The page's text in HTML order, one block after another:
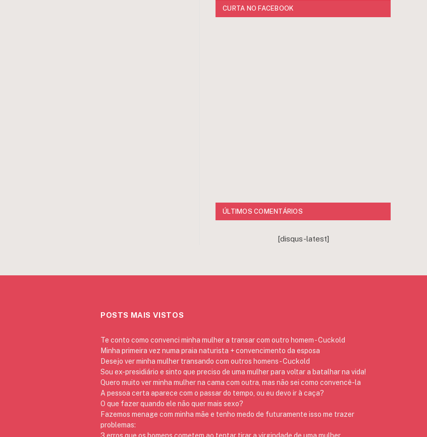
CURTA NO FACEBOOK
ÚLTIMOS COMENTÁRIOS
[disqus-latest]
POSTS MAIS VISTOS
Te conto como convenci minha mulher a transar com outro homem - Cuckold
Minha primeira vez numa praia naturista + convencimento da esposa
Desejo ver minha mulher transando com outros homens - Cuckold
Sou ex-presidiário e sinto que preciso de uma mulher para voltar a batalhar na vida!
Quero muito ver minha mulher na cama com outra, mas não sei como convencê-la
A pessoa certa aparece com o passar do tempo, ou eu devo ir à caça?
O que fazer quando ele não quer mais sexo?
Fazemos menage com minha mãe e tenho medo de futuramente isso me trazer
problemas:
3 erros que os homens cometem ao tentar tirar a virgindade de uma mulher